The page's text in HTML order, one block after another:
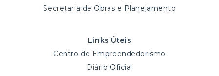
Secretaria de Obras e Planejamento
Links Úteis
Centro de Empreendedorismo
Diário Oficial